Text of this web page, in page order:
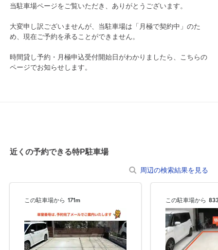
月極契約中
0:00～24:00
月極契約中
8月16日 (日)
0:00～24:00
8月18日 (火)
0:00～24:00
当駐車場ページをご覧いただき、ありがとうございます。
大変申し訳ございませんが、当駐車場は「月極で契約中」のた
め、現在ご予約を承ることができません。
時間貸し予約・月極申込受付開始日がわかりましたら、こちらの
ページでお知らせします。
近くの予約できる特P駐車場
周辺の検索結果を見る
この駐車場から 171m この駐車場から